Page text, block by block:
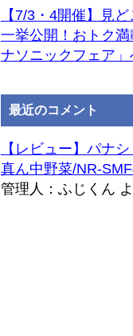
【7/3・4開催】見
一挙公開！おトク
ナソニックフェア」
最近のコメント
【レビュー】パナ
真ん中野菜/NR-
管理人：ふじくん